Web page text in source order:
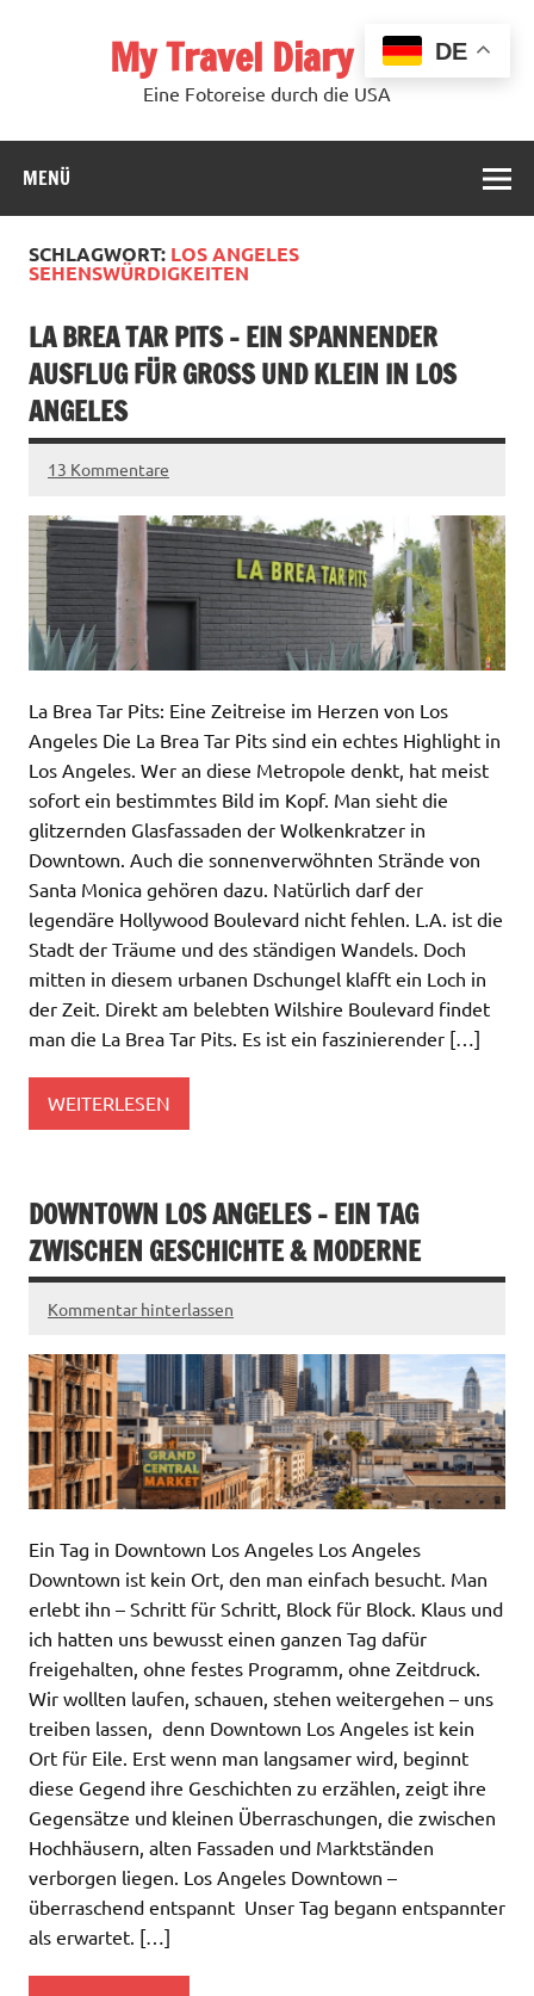
My Travel Diary USA
Eine Fotoreise durch die USA
MENÜ
SCHLAGWORT: LOS ANGELES
SEHENSWÜRDIGKEITEN
LA BREA TAR PITS – EIN SPANNENDER
AUSFLUG FÜR GROSS UND KLEIN IN LOS A
NGELES
13 Kommentare
La Brea Tar Pits: Eine Zeitreise im Herzen von Los
Angeles Die La Brea Tar Pits sind ein echtes Highlight in
Los Angeles. Wer an diese Metropole denkt, hat meist
sofort ein bestimmtes Bild im Kopf. Man sieht die
glitzernden Glasfassaden der Wolkenkratzer in
Downtown. Auch die sonnenverwöhnten Strände von
Santa Monica gehören dazu. Natürlich darf der
legendäre Hollywood Boulevard nicht fehlen. L.A. ist die
Stadt der Träume und des ständigen Wandels. Doch
mitten in diesem urbanen Dschungel klafft ein Loch in
der Zeit. Direkt am belebten Wilshire Boulevard findet
man die La Brea Tar Pits. Es ist ein faszinierender […]
WEITERLESEN
DOWNTOWN LOS ANGELES – EIN TAG
ZWISCHEN GESCHICHTE & MODERNE
Kommentar hinterlassen
Ein Tag in Downtown Los Angeles Los Angeles
Downtown ist kein Ort, den man einfach besucht. Man
erlebt ihn – Schritt für Schritt, Block für Block. Klaus und
ich hatten uns bewusst einen ganzen Tag dafür
freigehalten, ohne festes Programm, ohne Zeitdruck.
Wir wollten laufen, schauen, stehen weitergehen – uns
treiben lassen, denn Downtown Los Angeles ist kein
Ort für Eile. Erst wenn man langsamer wird, beginnt
diese Gegend ihre Geschichten zu erzählen, zeigt ihre
Gegensätze und kleinen Überraschungen, die zwischen
Hochhäusern, alten Fassaden und Marktständen
verborgen liegen. Los Angeles Downtown –
überraschend entspannt Unser Tag begann entspannter
als erwartet. […]
DE